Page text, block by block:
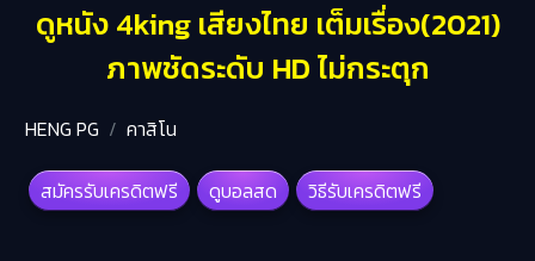
ดูหนัง 4king เสียงไทย เต็มเรื่อง(2021)
ภาพชัดระดับ HD ไม่กระตุก
HENG PG คาสิโน
สมัครรับเครดิตฟรี ดูบอลสด วิธีรับเครดิตฟรี